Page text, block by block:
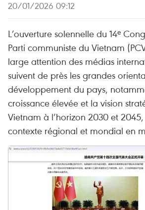
20/01/2026 09:12
L’ouverture solennelle du 14ᵉ
Parti communiste du Vietnam
large attention des médias
suivent de près les grandes
développement du pays,
croissance élevée et la vision
Vietnam à l’horizon 2030 et
contexte régional et mondial en